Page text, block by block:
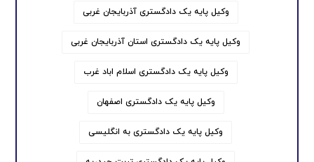
وکیل پایه یک دادگستری آذربایجان غربی
وکیل پایه یک دادگستری استان آذربایجان غربی
وکیل پایه یک دادگستری اسلام اباد غرب
وکیل پایه یک دادگستری اصفهان
وکیل پایه یک دادگستری به انگلیسی